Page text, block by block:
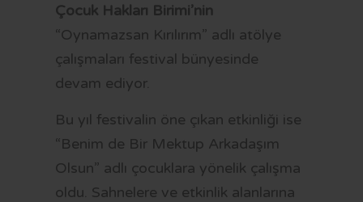
Çocuk Hakları Birimi’nin
“Oynamazsan Kırılırım” adlı atölye
çalışmaları festival bünyesinde
devam ediyor.
Bu yıl festivalin öne çıkan etkinliği ise
“Benim de Bir Mektup Arkadaşım
Olsun” adlı çocuklara yönelik çalışma
oldu. Sahnelere ve etkinlik alanlarına